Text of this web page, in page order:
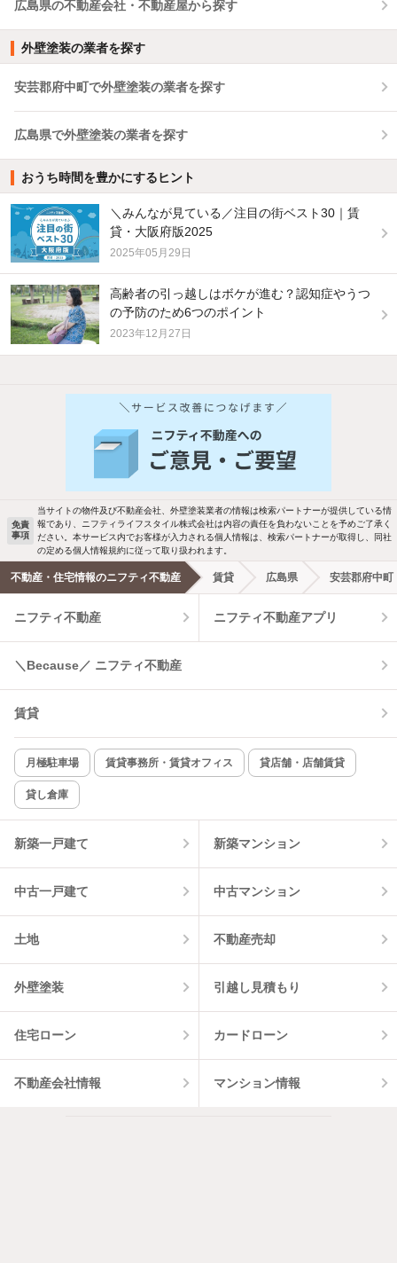
広島県の不動産会社・不動産屋から探す
外壁塗装の業者を探す
安芸郡府中町で外壁塗装の業者を探す
広島県で外壁塗装の業者を探す
おうち時間を豊かにするヒント
＼みんなが見ている／注目の街ベスト30｜賃
貸・大阪府版2025
2025年05月29日
高齢者の引っ越しはボケが進む？認知症やうつ
の予防のため6つのポイント
2023年12月27日
他の人はこんな条件で絞り込んでいます！
バス・トイレ別 2階以上
駐車場あり ペット相談
洗濯機置場あり 独立洗面台
エアコンあり 都市ガス
温水洗浄便座 オートロック
コンロ2口以上
新着のみ インターネット無料
該当件数:
6
免責
事項
当サイトの物件及び不動産会社、外壁塗装業者の情報は検索パートナーが提供している情
報であり、ニフティライフスタイル株式会社は内容の責任を負わないことを予めご了承く
ださい。本サービス内でお客様が入力される個人情報は、検索パートナーが取得し、同社
の定める個人情報規約に従って取り扱われます。
不動産・住宅情報のニフティ不動産 賃貸 広島県 安芸郡府中町
ニフティ不動産 ニフティ不動産アプリ
＼Because／ ニフティ不動産
賃貸
月極駐車場 賃貸事務所・賃貸オフィス 貸店舗・店舗賃貸
貸し倉庫
新築一戸建て 新築マンション
中古一戸建て 中古マンション
土地 不動産売却
外壁塗装 引越し見積もり
住宅ローン カードローン
不動産会社情報 マンション情報